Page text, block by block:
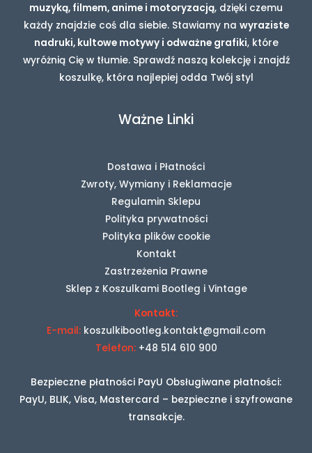
muzyką, filmem, anime i motoryzacją, dzięki czemu
każdy znajdzie coś dla siebie. Stawiamy na wyraziste
nadruki, kultowe motywy i odważne grafiki, które
wyróżnią Cię w tłumie. Sprawdź naszą kolekcję i znajdź
koszulkę, która najlepiej odda Twój styl
Ważne Linki
Dostawa i Płatności
Zwroty, Wymiany i Reklamacje
Regulamin Sklepu
Polityka prywatności
Polityka plików cookie
Kontakt
Zastrzeżenia Prawne
Sklep z Koszulkami Bootleg i Vintage
Kontakt:
E-mail: koszulkibootleg.kontakt@gmail.com
Telefon: +48 514 610 900
Bezpieczne płatności PayU Obsługiwane płatności:
PayU, BLIK, Visa, Mastercard – bezpieczne i szyfrowane
transakcje.